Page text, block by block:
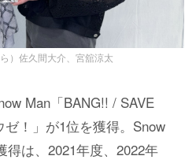
）佐久間大介、宮舘涼太
Man「BANG!! / SAVE
！」が1位を獲得。Snow
得は、2021年度、2022年